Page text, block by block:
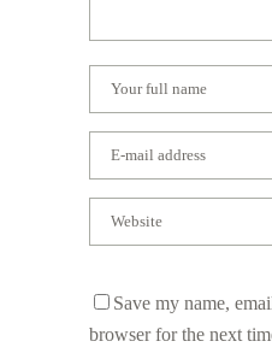
Save my name,
browser for the next